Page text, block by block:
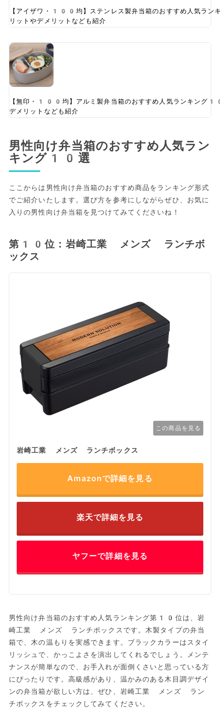
【アイザワ・100均】ステンレス製弁当箱のおすすめ人気ラ
リットやデメリットなども紹介
【無印・100均】アルミ製弁当箱のおすすめ人気ランキング
デメリットなども紹介
男性向け弁当箱のおすすめ人気ラン
キング10選
ここからは男性向け弁当箱のおすすめ商品をランキング形式
でご紹介いたします。選び方を参考にしながらぜひ、お気に
入りの男性向け弁当箱を見つけてみてくださいね！
第10位：岩崎工業 メンズ ランチボ
ックス
この商品を見る
岩崎工業 メンズ ランチボックス
Amazonで詳細を見る
楽天で詳細を見る
ヤフーで詳細を見る
男性向け弁当箱のおすすめ人気ランキング第10位は、岩
崎工業 メンズ ランチボックスです。木製タイプの弁当
箱で、木の温もりを実感できます。ブラックカラーはスタイ
リッシュで、かっこよさを演出してくれるでしょう。メンテ
ナンスが簡単なので、お手入れが面倒くさいと思っている方
にぴったりです。高級感があり、温かみのある木目調デザイ
ンの弁当箱が欲しい方は、ぜひ、岩崎工業 メンズ ラン
チボックスをチェックしてみてください。